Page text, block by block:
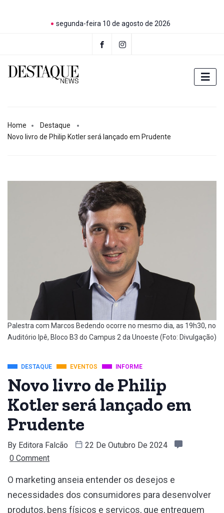
segunda-feira 10 de agosto de 2026
Home
Destaque
Novo livro de Philip Kotler será lançado em Prudente
Palestra com Marcos Bedendo ocorre no mesmo dia, as 19h30, no
Auditório Ipê, Bloco B3 do Campus 2 da Unoeste (Foto: Divulgação)
DESTAQUE EVENTOS INFORME
Novo livro de Philip
Kotler será lançado em
Prudente
By Editora Falcão
22 De Outubro De 2024
0 Comment
O marketing anseia entender os desejos e
necessidades dos consumidores para desenvolver
produtos, bens físicos e serviços, que entreguem